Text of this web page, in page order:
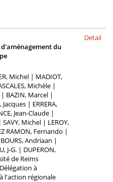
du
Michel | MADIOT,
Michèle |
BAZIN, Marcel |
| ERRERA,
Jean-Claude |
Michel | LEROY,
RAMON, Fernando |
Andriaan |
J-G. | DUPERON,
de Reims
à
l'action régionale
Detail